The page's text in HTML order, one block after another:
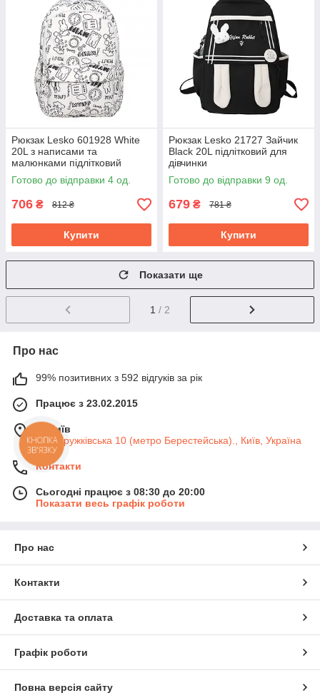
Рюкзак Lesko 601928 White
20L з написами та
малюнками підлітковий
Готово до відправки 4 од.
706 ₴ 812 ₴
Купити
Рюкзак Lesko 21727 Зайчик
Black 20L підлітковий для
дівчинки
Готово до відправки 9 од.
679 ₴ 781 ₴
Купити
Показати ще
1 / 2
Про нас
99% позитивних з 592 відгуків за рік
Працює з 23.02.2015
м. Київ
вул. Дружківська 10 (метро Берестейська)., Київ, Україна
Контакти
Сьогодні працює з 08:30 до 20:00
Показати весь графік роботи
Про нас
Контакти
Доставка та оплата
Графік роботи
Повна версія сайту
КНОПКА
ЗВ'ЯЗКУ